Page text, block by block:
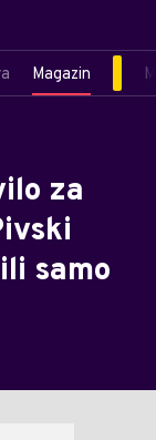
Magazin
za
samo